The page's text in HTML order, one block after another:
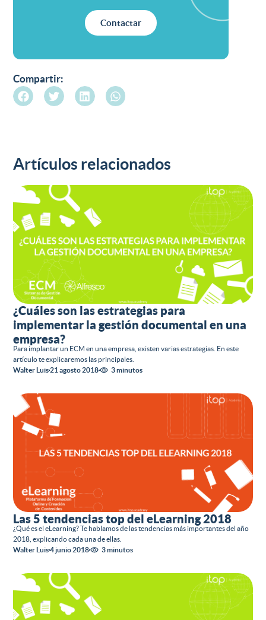
Compartir:
Contactar
Artículos relacionados
¿Cuáles son las estrategias para
implementar la gestión documental en una
empresa?
Para implantar un ECM en una empresa, existen varias estrategias. En este
artículo te explicaremos las principales.
Walter Luis21 agosto 2018 3 minutos
Las 5 tendencias top del eLearning 2018
¿Qué es el eLearning? Te hablamos de las tendencias más importantes del año
2018, explicando cada una de ellas.
Walter Luis4 junio 2018 3 minutos